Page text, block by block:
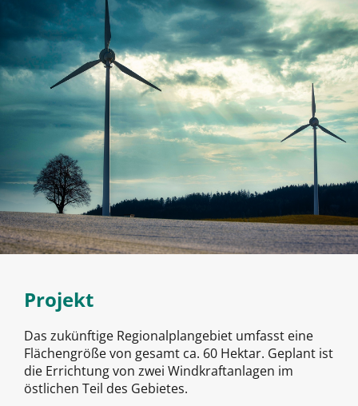
Projekt
Das zukünftige Regionalplangebiet umfasst eine
Flächengröße von gesamt ca. 60 Hektar. Geplant ist
die Errichtung von zwei Windkraftanlagen im
östlichen Teil des Gebietes.